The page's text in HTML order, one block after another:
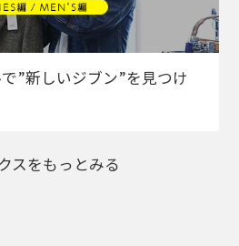
”新しいジブン”を見つけ
スをもっとみる